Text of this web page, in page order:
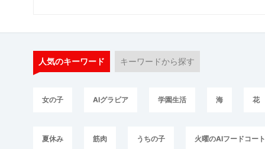
人気のキーワード キーワードから探す
女の子 AIグラビア 学園生活 海 花
夏休み 筋肉 うちの子 火曜のAIフードコート